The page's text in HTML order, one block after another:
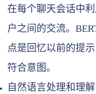
在每个聊天会话中
户之间的交流。
点是回忆以前的提
符合意图。
自然语言处理和理